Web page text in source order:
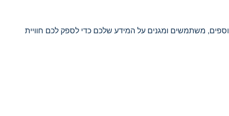
משתמשים ומגנים על המידע שלכם כדי לספק לכם חוויית